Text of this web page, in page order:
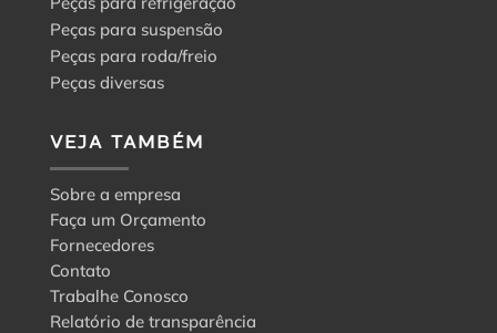
Peças para suspensão
Peças para roda/freio
Peças diversas
VEJA TAMBÉM
Sobre a empresa
Faça um Orçamento
Fornecedores
Contato
Trabalhe Conosco
Relatório de transparência